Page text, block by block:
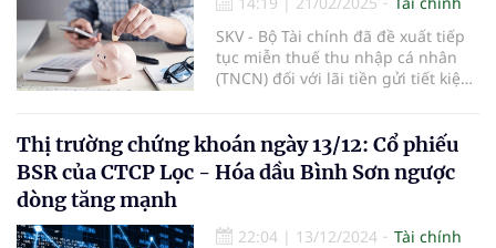
SKV - Bộ Tài chính đã đề xuất tiếp
tục miễn thuế thu nhập cá nhân
(TNCN) đối với lãi tiền gửi tiết kiệm,
trợ nguồn vốn cho nền kinh tế.
Thị trường chứng khoán ngày 13/12: Cổ phiếu
BSR của CTCP Lọc - Hóa dầu Bình Sơn ngược
dòng tăng mạnh
22:04 | 13/12/2024
Tài chính